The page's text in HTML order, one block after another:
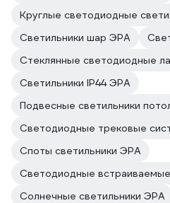
Круглые светодиодные
Светильники шар ЭРА
Стеклянные светодиодные
Светильники IP44 ЭРА
Подвесные светильники
Светодиодные трековые
Споты светильники ЭРА
Светодиодные
Солнечные светильники ЭРА